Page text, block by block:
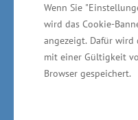
Wenn Sie
wird das Cookie-
angezeigt. Dafür wird
mit einer Gültigkeit
Browser gespeichert.
ist die von den
IG Metall Küste
Gesellschaft für
Rostock-Warnemünde.